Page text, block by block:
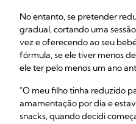
No entanto, se pretender
gradual, cortando uma
vez e oferecendo ao seu
fórmula, se ele tiver menos
ele ter pelo menos um ano
"O meu filho tinha reduzido
amamentação por dia e
snacks, quando decidi